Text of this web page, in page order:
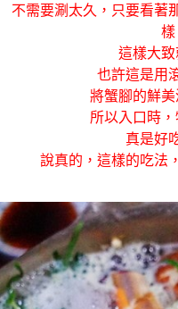
不需要涮太久，只要看著
樣
這樣大
也許這是用
將蟹腳的鮮美
所以入口時，
真是好
說真的，這樣的吃法